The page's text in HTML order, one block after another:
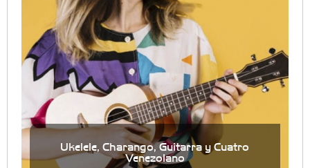
Ukelele, Charango, Guitarra y Cuatro
Venezolano